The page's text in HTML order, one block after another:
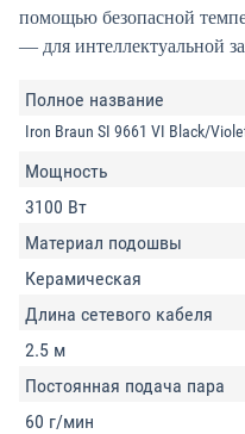
помощью безопасной
— для интеллектуальной
Полное название
Iron Braun SI 9661 VI Black/
Мощность
3100 Вт
Материал подошвы
Керамическая
Длина сетевого кабеля
2.5 м
Постоянная подача пара
60 г/мин